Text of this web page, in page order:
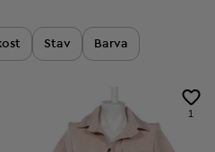
Stav Barva
1